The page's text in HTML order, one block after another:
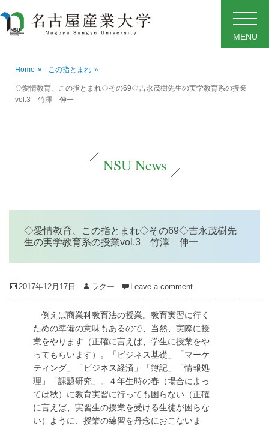
MENU
Home » この指とまれ »
◇愛情教育、この指とまれ◇その69◇吉永茂樹先生の実学教育系の授業
vol.3 竹澤 伸一
NSU News
◇愛情教育、この指とまれ◇その69◇吉永茂樹先
生の実学教育系の授業vol.3 竹澤 伸一
Posted
on
2017年12月17日 Author
ラクー Leave a comment
例えば商業科教育法の授業。教育実習に行く
ための準備の意味もあるので、当然、実際に授
業をやります（正確に言えば、学生に授業をや
ってもらいます）。「ビジネス基礎」「マーケ
ティング」「ビジネス経済」「簿記」「情報処
理」「課題研究」。４年生時の春（場合によっ
ては秋）に教育実習に行っても困らない（正確
に言えば、実習生の授業を受ける生徒が困らな
い）ように、授業の練習を丹念におこないま